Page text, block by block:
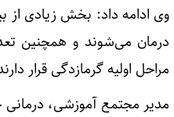
وی ادامه داد: بخش زیادی از
درمان می‌شوند و همچنین
مراحل اولیه گرمازدگی قرار
مدیر مجتمع آموزشی،